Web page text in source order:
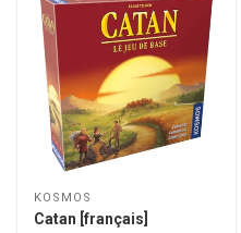
KOSMOS
Catan [français]